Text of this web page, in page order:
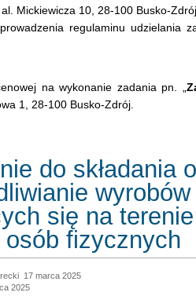
Mickiewicza 10, 28-100 Busko-
regulaminu udzielania
na wykonanie zadania pn. „
1, 28-100 Busko-Zdrój.
do składania
się na
osób fizycznych
17 marca 2025
2025